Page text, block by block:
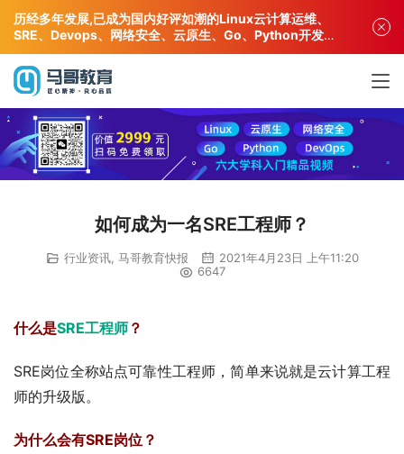
如何成为一名SRE工程师？
行业资讯, 马哥教育快报
2021年4月23日 上午11:20
6647
什么是SRE工程师 ？
SRE岗位全称站点可靠性工程师，简单来说就是云计算工程
师的升级版。
为什么会有SRE岗位？
历经多年发展,已成为国内好评如潮的Linux云计算运维、
SRE、Devops、网络安全、云原生、Go、Python开发专
业人才培训机构!